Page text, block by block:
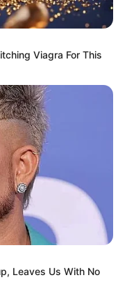
Viagra For This
Leaves Us With No